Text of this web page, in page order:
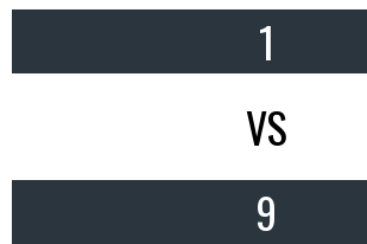
1
VS
9